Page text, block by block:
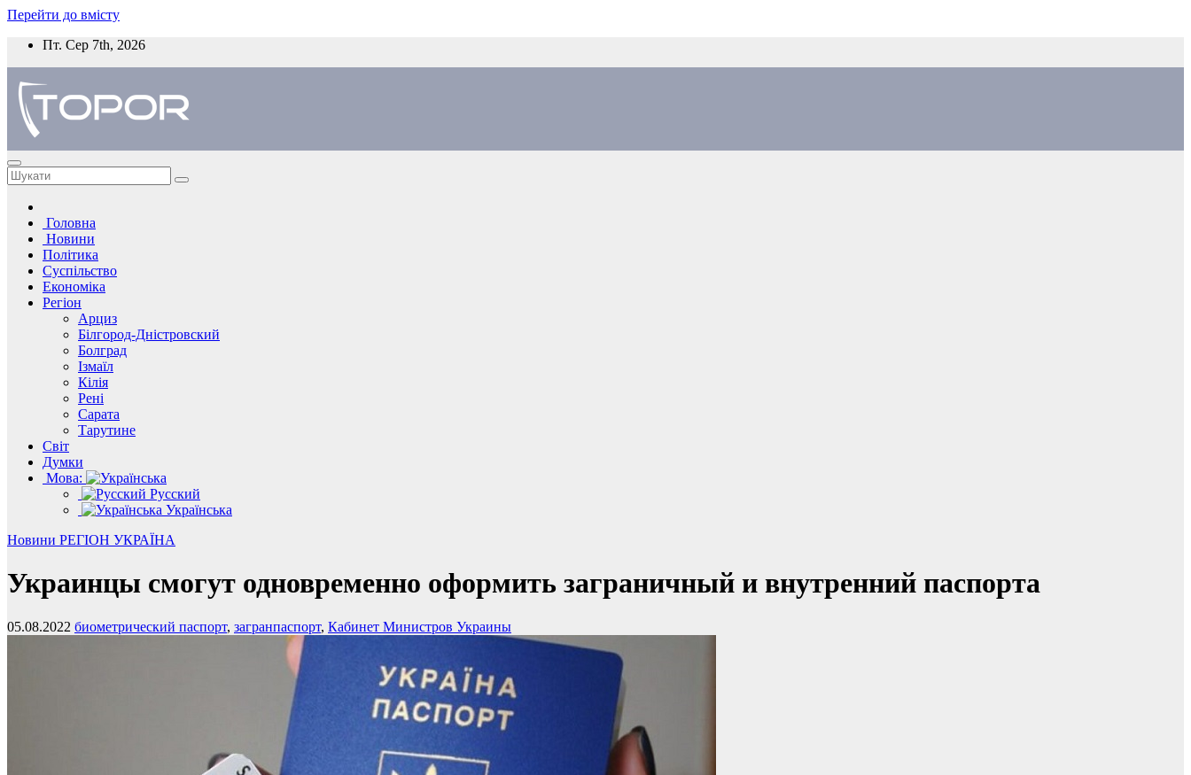
Перейти до вмісту
Пт. Сер 7th, 2026
Головна
Новини
Політика
Суспільство
Економіка
Регіон
Арциз
Білгород-Дністровский
Болград
Ізмаїл
Кілія
Рені
Сарата
Тарутине
Світ
Думки
Мова:
Русский
Українська
Новини РЕГІОН УКРАЇНА
Украинцы смогут одновременно оформить заграничный и внутренний паспорта
05.08.2022 биометрический паспорт, загранпаспорт, Кабинет Министров Украины